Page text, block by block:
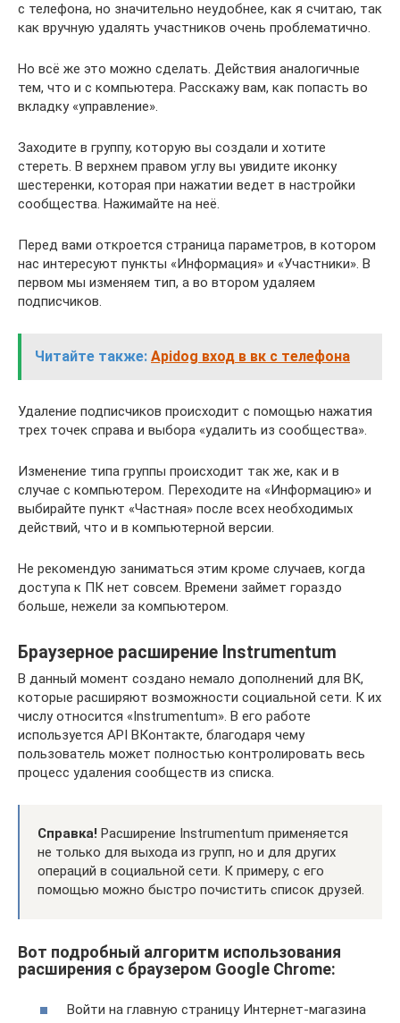
с телефона, но значительно неудобнее, как я считаю, так
как вручную удалять участников очень проблематично.
Но всё же это можно сделать. Действия аналогичные
тем, что и с компьютера. Расскажу вам, как попасть во
вкладку «управление».
Заходите в группу, которую вы создали и хотите
стереть. В верхнем правом углу вы увидите иконку
шестеренки, которая при нажатии ведет в настройки
сообщества. Нажимайте на неё.
Перед вами откроется страница параметров, в котором
нас интересуют пункты «Информация» и «Участники». В
первом мы изменяем тип, а во втором удаляем
подписчиков.
Читайте также: Apidog вход в вк с телефона
Удаление подписчиков происходит с помощью нажатия
трех точек справа и выбора «удалить из сообщества».
Изменение типа группы происходит так же, как и в
случае с компьютером. Переходите на «Информацию» и
выбирайте пункт «Частная» после всех необходимых
действий, что и в компьютерной версии.
Не рекомендую заниматься этим кроме случаев, когда
доступа к ПК нет совсем. Времени займет гораздо
больше, нежели за компьютером.
Браузерное расширение Instrumentum
В данный момент создано немало дополнений для ВК,
которые расширяют возможности социальной сети. К их
числу относится «Instrumentum». В его работе
используется API ВКонтакте, благодаря чему
пользователь может полностью контролировать весь
процесс удаления сообществ из списка.
Справка! Расширение Instrumentum применяется
не только для выхода из групп, но и для других
операций в социальной сети. К примеру, с его
помощью можно быстро почистить список друзей.
Вот подробный алгоритм использования
расширения с браузером Google Chrome:
Войти на главную страницу Интернет-магазина